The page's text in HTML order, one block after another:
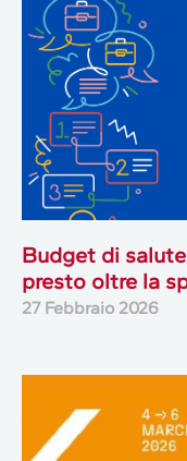
Budget di
presto oltre la
27 Febbraio 2026